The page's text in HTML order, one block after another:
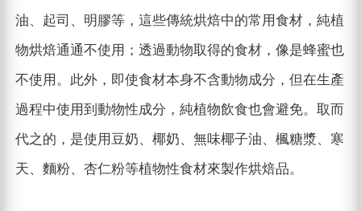
油、起司、明膠等，這些傳統烘焙中的常用食材，純植
物烘焙通通不使用；透過動物取得的食材，像是蜂蜜也
不使用。此外，即使食材本身不含動物成分，但在生產
過程中使用到動物性成分，純植物飲食也會避免。取而
代之的，是使用豆奶、椰奶、無味椰子油、楓糖漿、寒
天、麵粉、杏仁粉等植物性食材來製作烘焙品。